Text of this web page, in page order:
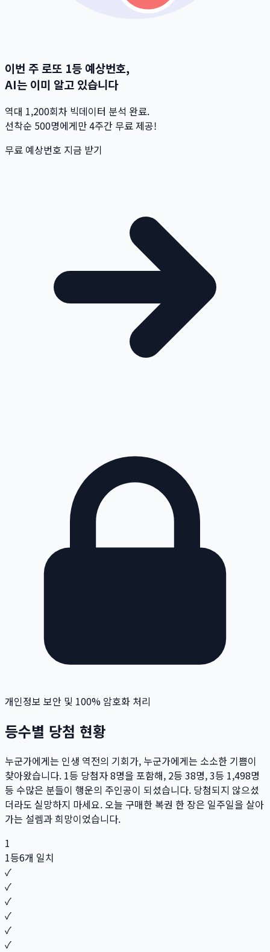
이번 주 로또 1등 예상번호,
AI는 이미 알고 있습니다
역대 1,200회차 빅데이터 분석 완료.
선착순 500명에게만 4주간 무료 제공!
무료 예상번호 지금 받기
개인정보 보안 및 100% 암호화 처리
등수별 당첨 현황
누군가에게는 인생 역전의 기회가, 누군가에게는 소소한 기쁨이
찾아왔습니다. 1등 당첨자8명을 포함해, 2등 38명, 3등 1,498명
등 수많은 분들이 행운의 주인공이 되셨습니다. 당첨되지 않으셨
더라도 실망하지 마세요. 오늘 구매한 복권 한 장은 일주일을 살아
가는 설렘과 희망이었습니다.
1
1등6개 일치
✓
✓
✓
✓
✓
✓